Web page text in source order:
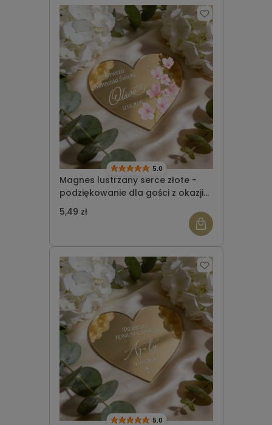
Magnes lustrzany serce złote -
podziękowanie dla gości z okazji
Komunii Świętej wzór 5
5.0
5,49 zł
5.0